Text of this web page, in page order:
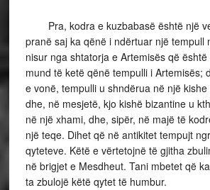
Pra, kodra e kuzbabasë është një
pranë saj ka qënë i ndërtuar një tempull
nisur nga shtatorja e Artemisës që
mund të ketë qënë tempulli i Artemisës;
e vonë, tempulli u shndërua në një
dhe, në mesjetë, kjo kishë bizantine u
në një xhami, dhe, sipër, në majë të
një teqe. Dihet që në antikitet tempujt
qyteteve. Këtë e vërtetojnë të gjitha
në brigjet e Mesdheut. Tani mbetet që
ta zbulojë këtë qytet të humbur.